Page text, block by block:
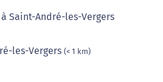
à Saint-André-les-Vergers
les-Vergers (< 1 km)